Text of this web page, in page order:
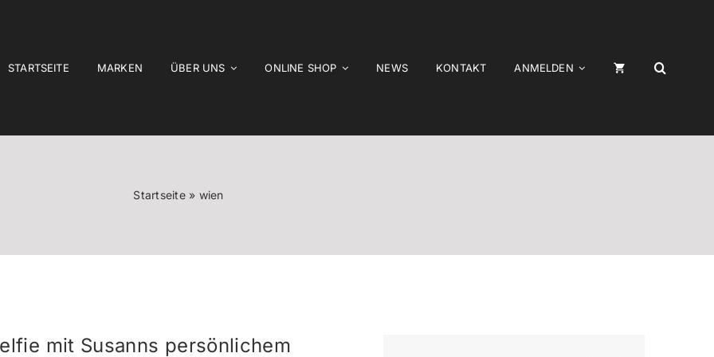
STARTSEITE MARKEN ÜBER UNS ONLINE SHOP NEWS KONTAKT ANMELDEN
Startseite» wien
mit Susanns persönlichem